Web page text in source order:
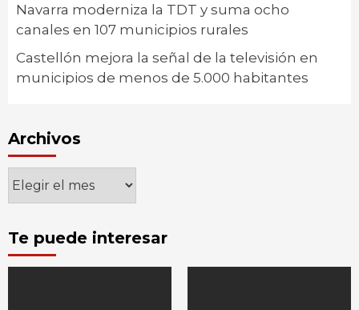
Navarra moderniza la TDT y suma ocho
canales en 107 municipios rurales
Castellón mejora la señal de la televisión en
municipios de menos de 5.000 habitantes
Archivos
Te puede interesar